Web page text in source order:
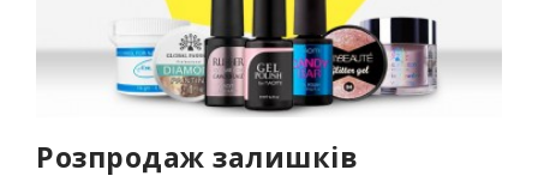
Розпродаж залишків